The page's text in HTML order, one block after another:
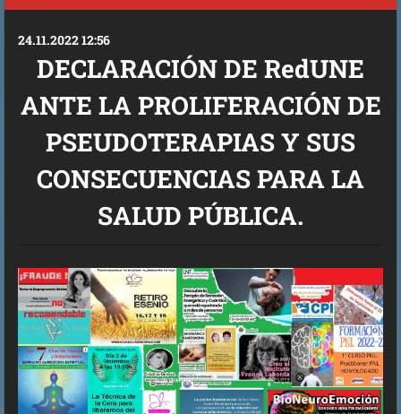
24.11.2022 12:56
DECLARACIÓN DE RedUNE
ANTE LA PROLIFERACIÓN DE
PSEUDOTERAPIAS Y SUS
CONSECUENCIAS PARA LA
SALUD PÚBLICA.